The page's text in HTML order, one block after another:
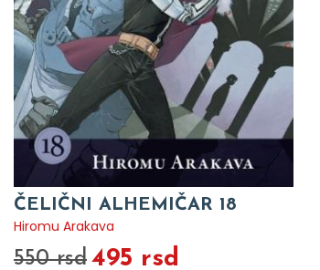
ČELIČNI ALHEMIČAR 18
Hiromu Arakava
550 rsd 495 rsd